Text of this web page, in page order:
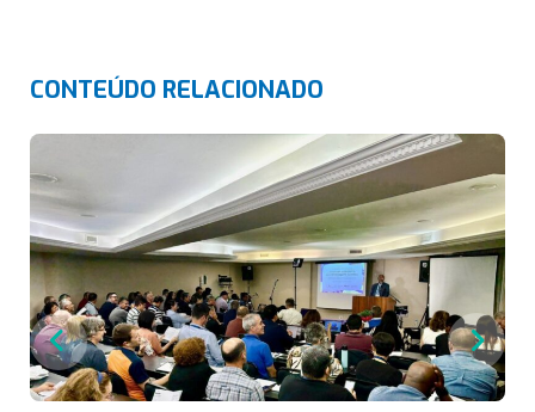
CONTEÚDO RELACIONADO